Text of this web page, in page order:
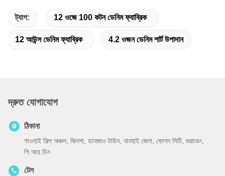
ট্যাগ: 12 ওজে 100 কটন ডেনিম ফ্যাব্রিক
12 আউন্স ডেনিম ফ্যাব্রিক 4.2 ওজন ডেনিম শার্ট উপাদান
দ্রুত যোগাযোগ
ঠিকানা
গাওহাই শিল্প অঞ্চল, জিনশা, ডানজাও টাউন, নানহাই জেলা, ফোশন সিটি, গুয়াংডং,
পি.আর.চিন
টেল